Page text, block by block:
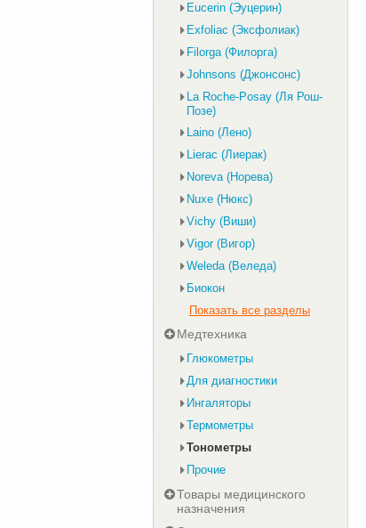
Eucerin (Эуцерин)
Exfoliac (Эксфолиак)
Filorga (Филорга)
Johnsons (Джонсонс)
La Roche-Posay (Ля Рош-
Позе)
Laino (Лено)
Lierac (Лиерак)
Noreva (Норева)
Nuxe (Нюкс)
Vichy (Виши)
Vigor (Вигор)
Weleda (Веледа)
Биокон
Показать все разделы
Медтехника
Глюкометры
Для диагностики
Ингаляторы
Термометры
Тонометры
Прочие
Товары медицинского
назначения